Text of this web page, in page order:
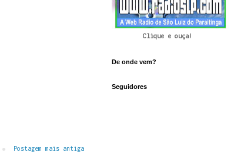
Postagem mais antiga
Clique e ouça!
De onde vem?
Seguidores